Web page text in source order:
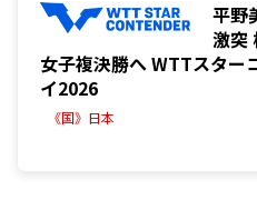
平野
激突
女子複決勝へ WTTスター
イ2026
《国》日本